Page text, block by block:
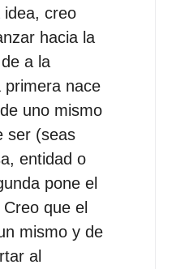
idea, creo
hacia la
a la
primera nace
uno mismo
ser (seas
entidad o
pone el
que el
mismo y de
al